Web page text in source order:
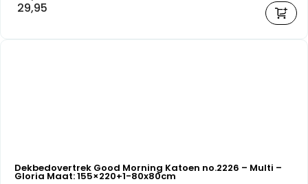
29,95
Dekbedovertrek Good Morning Katoen no.2226 – Multi –
Gloria Maat: 155×220+1-80x80cm